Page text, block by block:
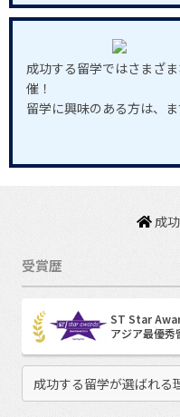
成功する留学ではさまざ
催！
留学に興味のある方は、
成
受賞歴
ST Star
アジア最優秀
成功する留学が選ばれる